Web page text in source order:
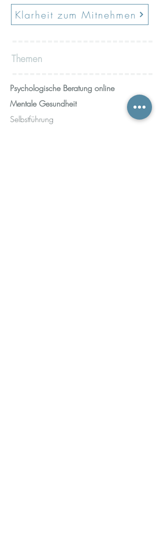
Klarheit zum Mitnehmen
Psychologische Beratung online
Mentale Gesundheit
Selbstführung
Themen